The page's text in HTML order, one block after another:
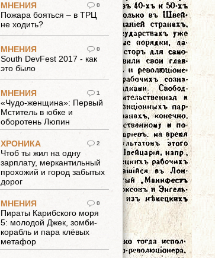
0
МНЕНИЯ
Пожара бояться – в ТРЦ
не ходить?
0
МНЕНИЯ
South DevFest 2017 - как
это было
1
МНЕНИЯ
«Чудо-женщина»: Первый
Мститель в юбке и
оборотень Люпин
2
ХРОНИКА
Чтоб ты жил на одну
зарплату, меркантильный
прохожий и город забытых
дорог
0
МНЕНИЯ
Пираты Карибского моря
5: молодой Джек, зомби-
корабль и пара клёвых
метафор